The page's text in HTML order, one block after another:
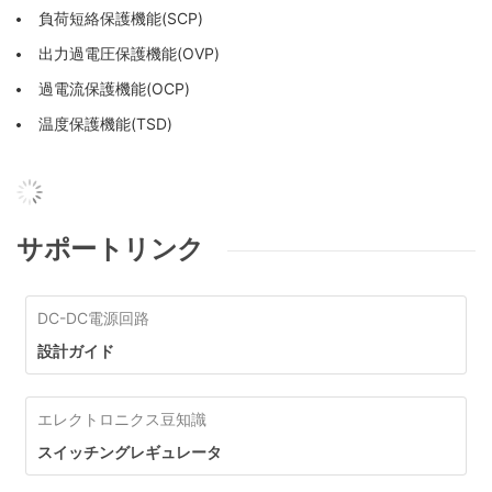
負荷短絡保護機能(SCP)
出力過電圧保護機能(OVP)
過電流保護機能(OCP)
温度保護機能(TSD)
サポートリンク
DC-DC電源回路
設計ガイド
エレクトロニクス豆知識
スイッチングレギュレータ